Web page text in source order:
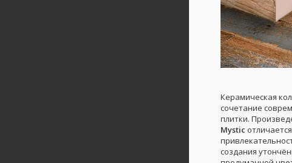
Керамическая
сочетание
плитки.
Mystic
создания